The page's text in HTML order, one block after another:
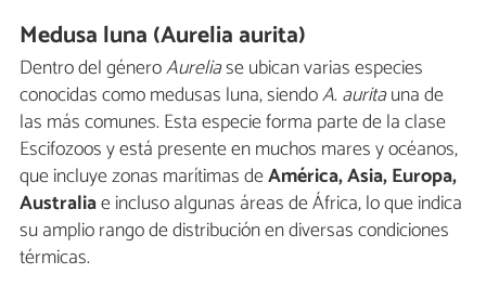
Medusa luna (Aurelia aurita)
Dentro del géneroAureliase ubican varias especies
conocidas como medusas luna, siendoA. auritauna de
las más comunes. Esta especie forma parte de la clase
Escifozoos y está presente en muchos mares y océanos,
que incluye zonas marítimas deAmérica, Asia, Europa,
Australiae incluso algunas áreas de África, lo que indica
su amplio rango de distribución en diversas condiciones
térmicas.